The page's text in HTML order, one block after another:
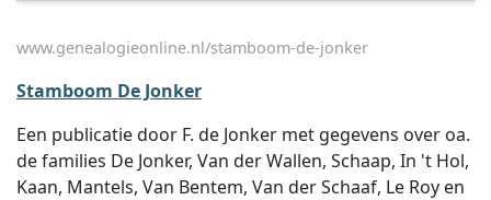
www.genealogieonline.nl/stamboom-de-jonker
Stamboom De Jonker
Een publicatie door F. de Jonker met gegevens over oa.
de families De Jonker, Van der Wallen, Schaap, In 't Hol,
Kaan, Mantels, Van Bentem, Van der Schaaf, Le Roy en